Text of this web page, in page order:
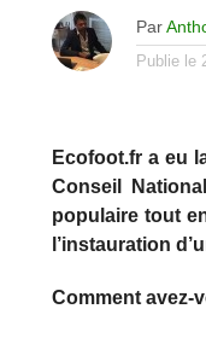
Par
Publie le
Ecofoot.fr a eu
Conseil
populaire tout
l’instauration
Comment avez-